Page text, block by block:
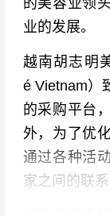
业的发展。
越南胡志明
é Vietnam）
的采购平台
外，为了优
通过各种活
家之间的联系